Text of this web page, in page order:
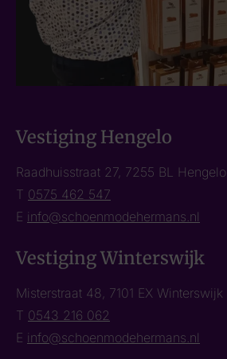
Vestiging Hengelo
Raadhuisstraat 27, 7255 BL Hengelo
T 0575 462 547
E info@schoenmodehermans.nl
Vestiging Winterswijk
Misterstraat 48, 7101 EX Winterswijk
T 0543 216 062
E info@schoenmodehermans.nl